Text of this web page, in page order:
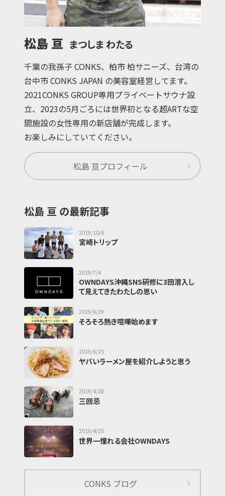
松島 亘 まつしま わたる
千葉の我孫子 CONKS、柏市 柏サニーズ、台湾の
台中市 CONKS JAPAN の美容室経営してます。
2021CONKS GROUP専用プライベートサウナ設
立、2023の5月ごろには世界初となる超ARTな空
間施設の女性専用の新店舗が完成します。
お楽しみにしていてください。
松島 亘プロフィール
松島 亘 の最新記事
宮崎トリップ
2019/10/6
OWNDAYS沖縄SNS研修に3回潜入し
て見えてきたわたしの思い
2019/7/4
そろそろ熱き喧嘩始めます
2019/6/29
ヤバいラーメン屋を紹介しようと思う
2019/6/25
三回忌
2019/4/28
世界一憧れる会社OWNDAYS
2019/4/25
CONKS ブログ